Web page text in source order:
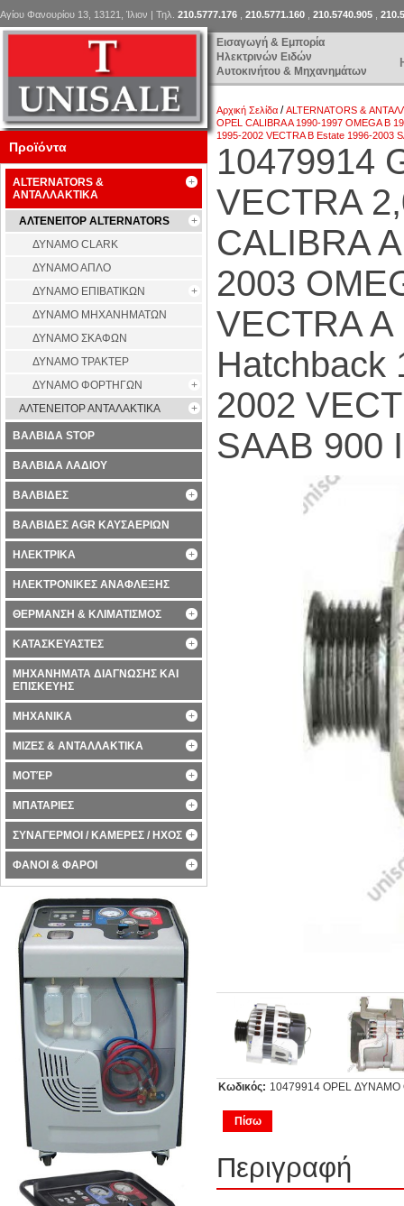
Εισαγωγή & Εμπορία
Ηλεκτρινών Ειδών
Αυτοκινήτου & Μηχανημάτων
Αγίου Φανουρίου 13, 13121, Ίλιον | Τηλ. 210.5777.176 210.5771.160 210.5740.905
Αρχική Σελίδα /ALTERNATORS &
OPEL CALIBRA A 1990-1997 OMEGA B
1995-2002 VECTRA B Estate 1996-2003
10479914
VECTRA
CALIBRA
2003
VECTRA
Hatchback
2002
SAAB 900
Κωδικός: 10479914 OPEL ΔΥΝΑΜΟ
Πίσω
Περιγραφή
Προϊόντα
ALTERNATORS &
ΑΝΤΑΛΛΑΚΤΙΚΑ
ΑΛΤΕΝΕΙΤΟΡ ALTERNATORS
ΔΥΝΑΜΟ CLARK
ΔΥΝΑΜΟ ΑΠΛΟ
ΔΥΝΑΜΟ ΕΠΙΒΑΤΙΚΩΝ
ΔΥΝΑΜΟ ΜΗΧΑΝΗΜΑΤΩΝ
ΔΥΝΑΜΟ ΣΚΑΦΩΝ
ΔΥΝΑΜΟ ΤΡΑΚΤΕΡ
ΔΥΝΑΜΟ ΦΟΡΤΗΓΩΝ
ΑΛΤΕΝΕΙΤΟΡ ΑΝΤΑΛΑΚΤΙΚΑ
ΒΑΛΒΙΔΑ STOP
ΒΑΛΒΙΔΑ ΛΑΔΙΟΥ
ΒΑΛΒΙΔΕΣ
ΒΑΛΒΙΔΕΣ AGR ΚΑΥΣΑΕΡΙΩΝ
ΗΛΕΚΤΡΙΚΑ
ΗΛΕΚΤΡΟΝΙΚΕΣ ΑΝΑΦΛΕΞΗΣ
ΘΕΡΜΑΝΣΗ & ΚΛΙΜΑΤΙΣΜΟΣ
ΚΑΤΑΣΚΕΥΑΣΤΕΣ
ΜΗΧΑΝΗΜΑΤΑ ΔΙΑΓΝΩΣΗΣ ΚΑΙ
ΕΠΙΣΚΕΥΗΣ
ΜΗΧΑΝΙΚΑ
ΜΙΖΕΣ & ΑΝΤΑΛΛΑΚΤΙΚΑ
ΜΟΤΈΡ
ΜΠΑΤΑΡΙΕΣ
ΣΥΝΑΓΕΡΜΟΙ / ΚΑΜΕΡΕΣ / ΗΧΟΣ
ΦΑΝΟΙ & ΦΑΡΟΙ